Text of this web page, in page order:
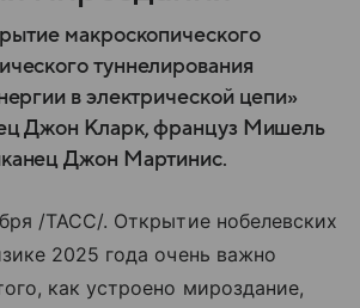
макроскопического
туннелирования
в электрической цепи»
Джон Кларк, француз Мишель
Джон Мартинис.
/ТАСС/. Открытие нобелевских
2025 года очень важно
как устроено мироздание,